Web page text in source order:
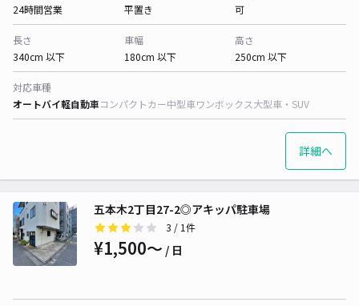
24時間営業
平置き
可
長さ
340cm 以下
車幅
180cm 以下
高さ
250cm 以下
対応車種
オートバイ軽自動車コンパクトカー中型車ワンボックス大型車・SUV
詳細へ
五本木2丁目27-2◎アキッパ駐車場
3 / 1件
¥1,500〜 / 日